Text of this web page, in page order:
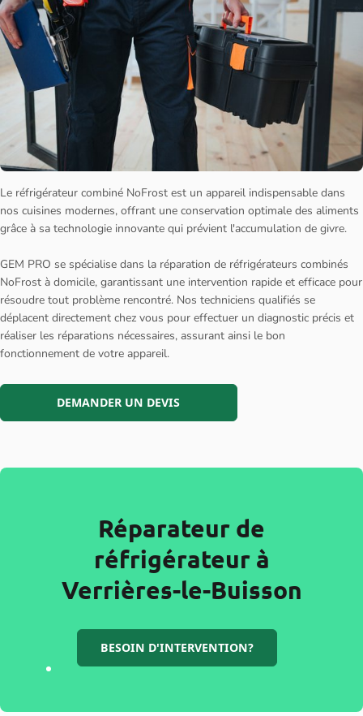
Le réfrigérateur combiné NoFrost est un appareil indispensable dans
nos cuisines modernes, offrant une conservation optimale des aliments
grâce à sa technologie innovante qui prévient l'accumulation de givre.
GEM PRO se spécialise dans la réparation de réfrigérateurs combinés
NoFrost à domicile, garantissant une intervention rapide et efficace pour
résoudre tout problème rencontré. Nos techniciens qualifiés se
déplacent directement chez vous pour effectuer un diagnostic précis et
réaliser les réparations nécessaires, assurant ainsi le bon
fonctionnement de votre appareil.
DEMANDER UN DEVIS
Réparateur de
réfrigérateur à
Verrières-le-Buisson
BESOIN D'INTERVENTION?